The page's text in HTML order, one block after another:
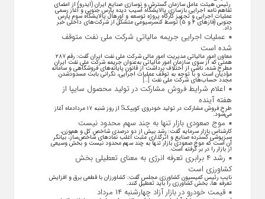
رئیس هیئت عامل سازمان گسترش و نوسازی صنایع ایران (ایدرو) از امضای
تفاهم نامه اجرایی بازسازی پالایشگاه آسیب دیده پارس جنوبی و آغاز رسمی
عملیات اجرایی و تجهیز کارگاه پروژه توسعه و اورهال پالایشگاه سوم پارس
جنوبی (فاز‌های ۴ و ۵) توسط کنسرسیومی متشکل از شرکت‌های داخلی خبر
داد.
عملیات اجرایی جریمه مالیاتی شرکت ملی نفت متوقف
شده است
معاون امور مالیاتی مدیریت امور مالی شرکت ملی نفت ایران گفت: رقم ۲۸۷
همتی که از سوی سازمان امور مالیاتی به‌عنوان جریمه شرکت ملی نفت ایران
مطرح شده، ناشی از اختلاف برداشت از قانون پایانه‌های فروشگاهی و سامانه
مؤدیان است و با توجه به توقف عملیات اجرایی، نگرانی بابت مسدودشدن
مجدد حساب‌های شرکت ملی نفت […]
اعلام شرایط فروش مشارکت در تولید محصول سایپا از
هفته آینده
طرح فروش مشارکت در تولید خودروی کوییکS از روز شنبه ۱۷ مردادماه آغاز
می‌شود.
موج صعودی بازار تنها به چند سهم محدود نیست
کارشناس بازار سرمایه گفت: رشد بیش از دو درصدی شاخص کل و هم‌وزن،
سبزپوشی گسترده صنایع و اثرگذاری مثبت اغلب نماد‌های شاخص‌ساز، بیانگر
آن است که موج صعودی بازار تنها به چند سهم محدود نیست و بخش وسیعی
از بازار را در بر گرفته است.
رشد ۴ برابری تعرفه انرژی به معنای تعطیلی بخش
کشاورزی است
نایب رئیس کمیسیون کشاورزی مجلس گفت: کشاورزان با قطعی برق و افزایش
تعرفه ها، بخش کشاورزی را باید تعطیل کنند.
قیمت خودرو در بازار آزاد چهارشنبه ۱۴ مرداد